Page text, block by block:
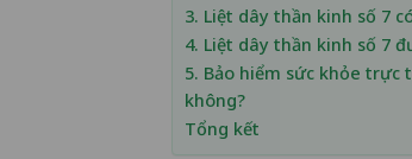
3. Liệt dây thần kinh số 7
4. Liệt dây thần kinh số 7
5. Bảo hiểm sức khỏe trực
không?
Tổng kết